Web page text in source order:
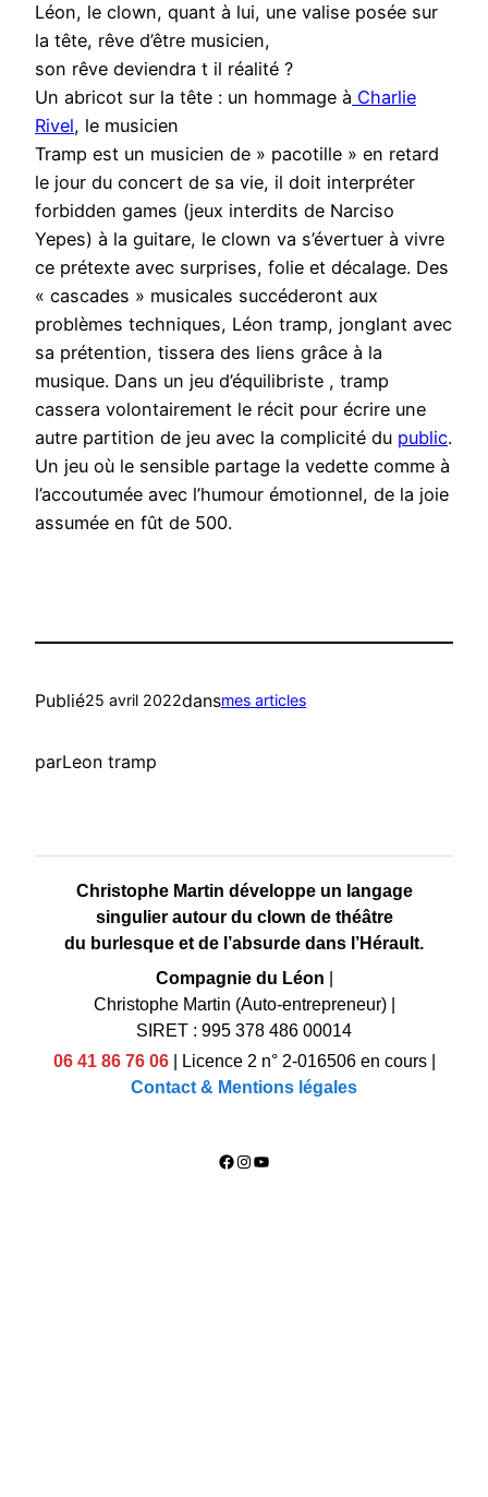
Léon, le clown, quant à lui, une valise posée sur
la tête, rêve d’être musicien,
son rêve deviendra t il réalité ?
Un abricot sur la tête : un hommage à Charlie
Rivel, le musicien
Tramp est un musicien de » pacotille » en retard
le jour du concert de sa vie, il doit interpréter
forbidden games (jeux interdits de Narciso
Yepes) à la guitare, le clown va s’évertuer à vivre
ce prétexte avec surprises, folie et décalage. Des
« cascades » musicales succéderont aux
problèmes techniques, Léon tramp, jonglant avec
sa prétention, tissera des liens grâce à la
musique. Dans un jeu d’équilibriste , tramp
cassera volontairement le récit pour écrire une
autre partition de jeu avec la complicité du public.
Un jeu où le sensible partage la vedette comme à
l’accoutumée avec l’humour émotionnel, de la joie
assumée en fût de 500.
Publié25 avril 2022dansmes articles
parLeon tramp
Christophe Martin développe un langage
singulier autour du clown de théâtre
du burlesque et de l’absurde dans l’Hérault.
Compagnie du Léon
Christophe Martin (Auto-entrepreneur)|
SIRET : 995 378 486 00014
06 41 86 76 06| Licence 2 n° 2-016506 en cours|
Contact & Mentions légales
Facebook
Instagram
YouTube